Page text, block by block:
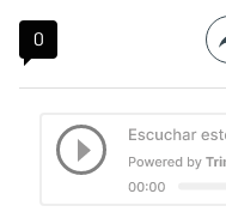
0